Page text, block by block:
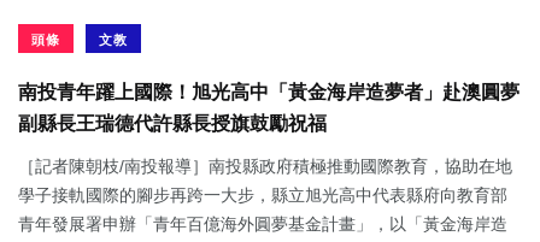
頭條 文教
南投青年躍上國際！旭光高中「黃金海岸造夢者」赴澳圓夢
副縣長王瑞德代許縣長授旗鼓勵祝福
［記者陳朝枝/南投報導］南投縣政府積極推動國際教育，協助在地
學子接軌國際的腳步再跨一大步，縣立旭光高中代表縣府向教育部
青年發展署申辦「青年百億海外圓夢基金計畫」，以「黃金海岸造